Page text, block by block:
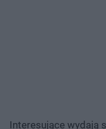
Interesujące wydają